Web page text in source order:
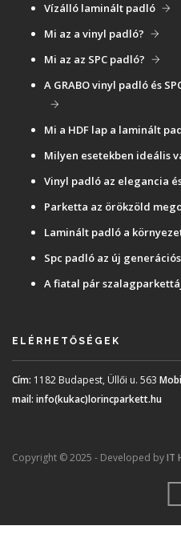
Vízálló laminált padló
Mi az a vinyl padló?
Mi az az SPC padló?
A GRABO vinyl padló és
Mi a HDF lap a laminált
Milyen esetekben ideális
Vinyl padló az elegancia
Parketta az örökzöld
Laminált padló a
Spc padló az új
A fiatal pár
ELÉRHETŐSÉGEK
Cím: 1182 Budapest, Üllői u. 563
mail: info(kukac)lorincparkett.hu
Copyright © 2025 - Developed byIT